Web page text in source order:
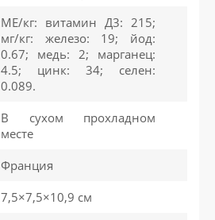
МЕ/кг: витамин Д3: 215;
мг/кг: железо: 19; йод:
0.67; медь: 2; марганец:
4.5; цинк: 34; селен:
0.089.
В сухом прохладном
месте
Франция
7,5×7,5×10,9 см